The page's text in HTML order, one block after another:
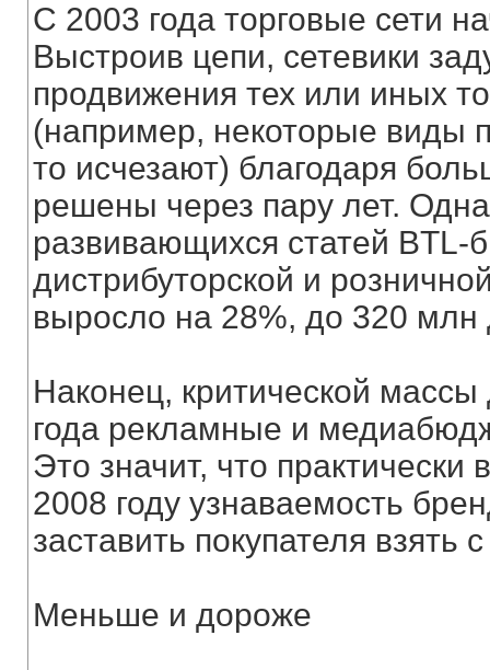
С 2003 года торговые сети
Выстроив цепи, сетевики
продвижения тех или иных
(например, некоторые виды
то исчезают) благодаря
решены через пару лет.
развивающихся статей
дистрибуторской и
выросло на 28%, до 320 млн
Наконец, критической
года рекламные и
Это значит, что практически
2008 году узнаваемость
заставить покупателя
Меньше и дороже